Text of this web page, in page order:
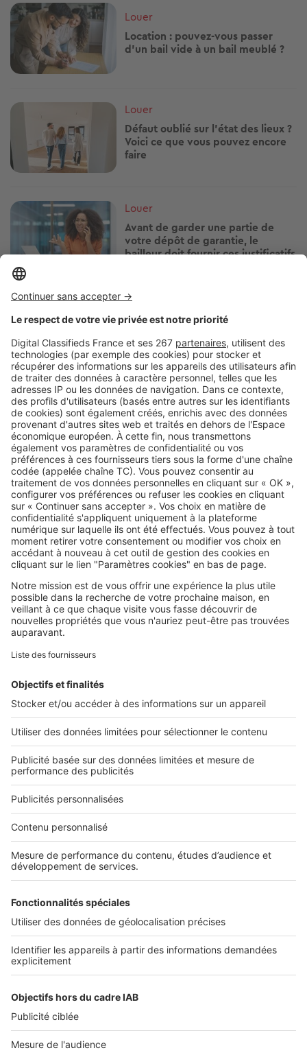
Image
Louer
Location : pouvez-vous passer
d’un bail vide à un bail meublé ?
Image
Louer
Défaut oublié sur l'état des lieux ?
Voici ce que vous pouvez encore
faire
Image
Louer
Avant de garder une partie de
votre dépôt de garantie, le
bailleur doit fournir ces justificatifs
Image
Votre locataire paie toujours en
retard ? Les solutions avant que la
situation ne se dégrade
Image
Louer
Vous vivez en HLM ? Attention
avant d'installer une climatisation
SeLoger c'est aussi
Retrouvez-nous sur ...
L'ENTREPRISE
Qui sommes-nous ?
Nous contacter
Nous recrutons
NOS APPLICATIONS
Découvrez nos applications
Tous nos services pro
Accès client
Mes annonces sur SeLoger
À DÉCOUVRIR
Tout l'immobilier
Toutes les villes
Tous les départements
Toutes les régions